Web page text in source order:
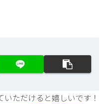
ただけると嬉しいです！